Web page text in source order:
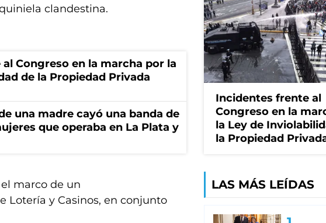
clandestina.
Congreso en la marcha por la
de la Propiedad Privada
una madre cayó una banda de
que operaba en La Plata y
marco de un
Lotería y Casinos, en conjunto
Incidentes frente al
Congreso en la
la Ley de
la Propiedad
LAS MÁS LEÍDAS